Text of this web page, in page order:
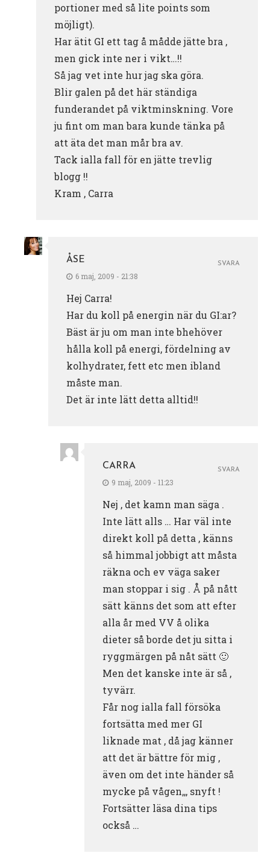
portioner med så lite points som
möjligt).
Har ätit GI ett tag å mådde jätte bra ,
men gick inte ner i vikt…!!
Så jag vet inte hur jag ska göra.
Blir galen på det här ständiga
funderandet på viktminskning. Vore
ju fint om man bara kunde tänka på
att äta det man mår bra av.
Tack ialla fall för en jätte trevlig
blogg !!
Kram , Carra
ÅSE
6 maj, 2009 - 21:38
Hej Carra!
Har du koll på energin när du GI:ar?
Bäst är ju om man inte bhehöver
hålla koll på energi, fördelning av
kolhydrater, fett etc men ibland
måste man.
Det är inte lätt detta alltid!!
SVARA
CARRA
9 maj, 2009 - 11:23
Nej , det kamn man säga .
Inte lätt alls … Har väl inte
direkt koll på detta , känns
så himmal jobbigt att måsta
räkna och ev väga saker
man stoppar i sig . Å på nått
sätt känns det som att efter
alla år med VV å olika
dieter så borde det ju sitta i
ryggmärgen på nåt sätt 🙂
Men det kanske inte är så ,
tyvärr.
Får nog ialla fall försöka
fortsätta med mer GI
liknade mat , då jag känner
att det är bättre för mig ,
även om det inte händer så
mycke på vågen,,, snyft !
Fortsätter läsa dina tips
också …
SVARA